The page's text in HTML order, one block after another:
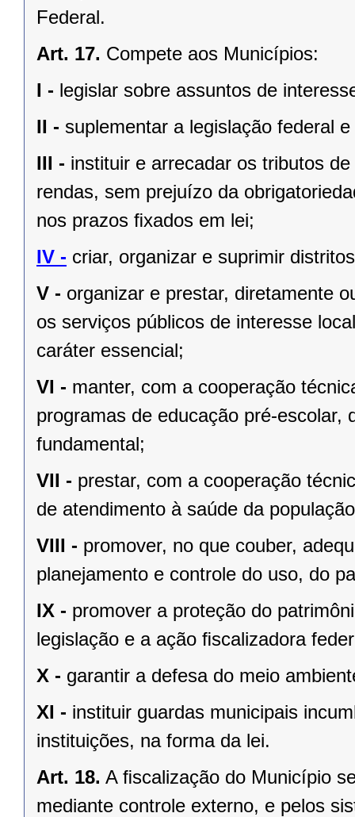
Federal.
Art. 17. Compete aos Municípios:
I - legislar sobre assuntos de
II - suplementar a legislação federal
III - instituir e arrecadar os tributos
rendas, sem prejuízo da
nos prazos ﬁxados em lei;
IV - criar, organizar e suprimir
V - organizar e prestar, diretamente
os serviços públicos de interesse
caráter essencial;
VI - manter, com a cooperação
programas de educação pré-escolar,
fundamental;
VII - prestar, com a cooperação
de atendimento à saúde da
VIII - promover, no que couber,
planejamento e controle do uso, do
IX - promover a proteção do
legislação e a ação ﬁscalizadora
X - garantir a defesa do meio
XI - instituir guardas municipais
instituições, na forma da lei.
Art. 18. A ﬁscalização do Município
mediante controle externo, e pelos